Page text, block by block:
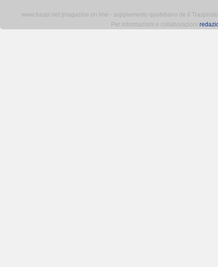
www.traspi.net [magazine on line - supplemento quotidiano de Il
Per informazioni e collaborazioni